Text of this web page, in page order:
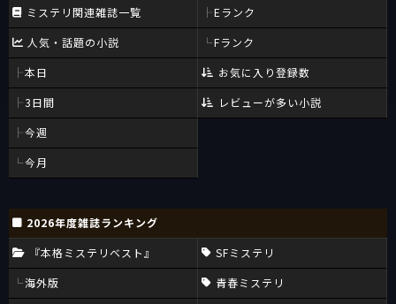
ミステリ関連雑誌一覧
人気・話題の小説
本日
3日間
今週
今月
Eランク
Fランク
お気に入り登録数
レビューが多い小説
2026年度雑誌ランキング
『本格ミステリベスト』
海外版
SFミステリ
青春ミステリ